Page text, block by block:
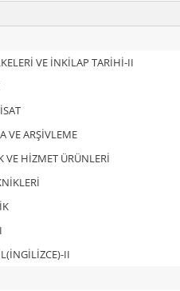
VE İNKİLAP TARİHİ-II
VE ARŞİVLEME
VE HİZMET ÜRÜNLERİ
II